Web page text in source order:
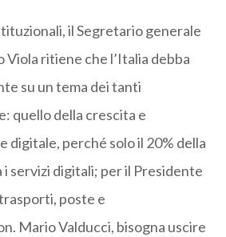
il Segretario generale
Viola ritiene che l’Italia debba
su un tema dei tanti
quello della crescita e
digitale, perché solo il 20% della
i servizi digitali; per il Presidente
poste e
Mario Valducci, bisogna uscire